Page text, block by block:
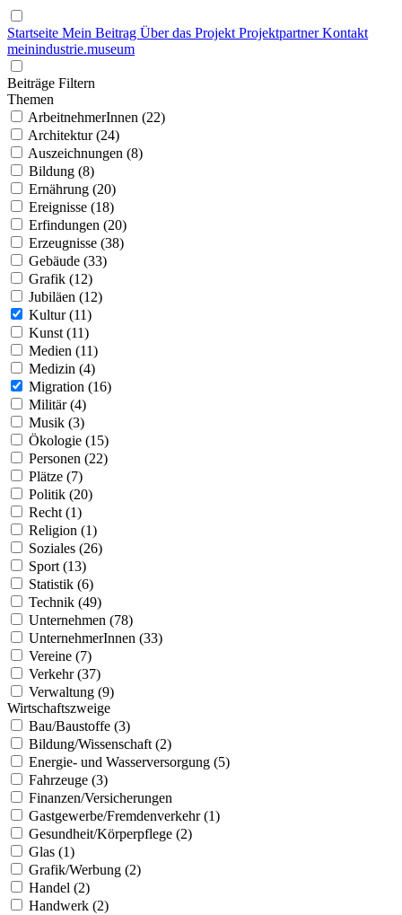
Startseite Mein Beitrag Über das Projekt ProjektpartnerKontakt
meinindustrie.museum
Beiträge Filtern
Themen
ArbeitnehmerInnen (22)
Architektur (24)
Auszeichnungen (8)
Bildung (8)
Ernährung (20)
Ereignisse (18)
Erfindungen (20)
Erzeugnisse (38)
Gebäude (33)
Grafik (12)
Jubiläen (12)
Kultur (11)
Kunst (11)
Medien (11)
Medizin (4)
Migration (16)
Militär (4)
Musik (3)
Ökologie (15)
Personen (22)
Plätze (7)
Politik (20)
Recht (1)
Religion (1)
Soziales (26)
Sport (13)
Statistik (6)
Technik (49)
Unternehmen (78)
UnternehmerInnen (33)
Vereine (7)
Verkehr (37)
Verwaltung (9)
Wirtschaftszweige
Bau/Baustoffe (3)
Bildung/Wissenschaft (2)
Energie- und Wasserversorgung (5)
Fahrzeuge (3)
Finanzen/Versicherungen
Gastgewerbe/Fremdenverkehr (1)
Gesundheit/Körperpflege (2)
Glas (1)
Grafik/Werbung (2)
Handel (2)
Handwerk (2)